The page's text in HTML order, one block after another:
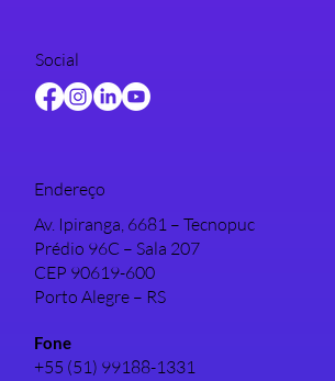
Social
Endereço
Av. Ipiranga, 6681 – Tecnopuc
Prédio 96C – Sala 207
CEP 90619-600
Porto Alegre – RS
Fone
+55 (51) 99188-1331